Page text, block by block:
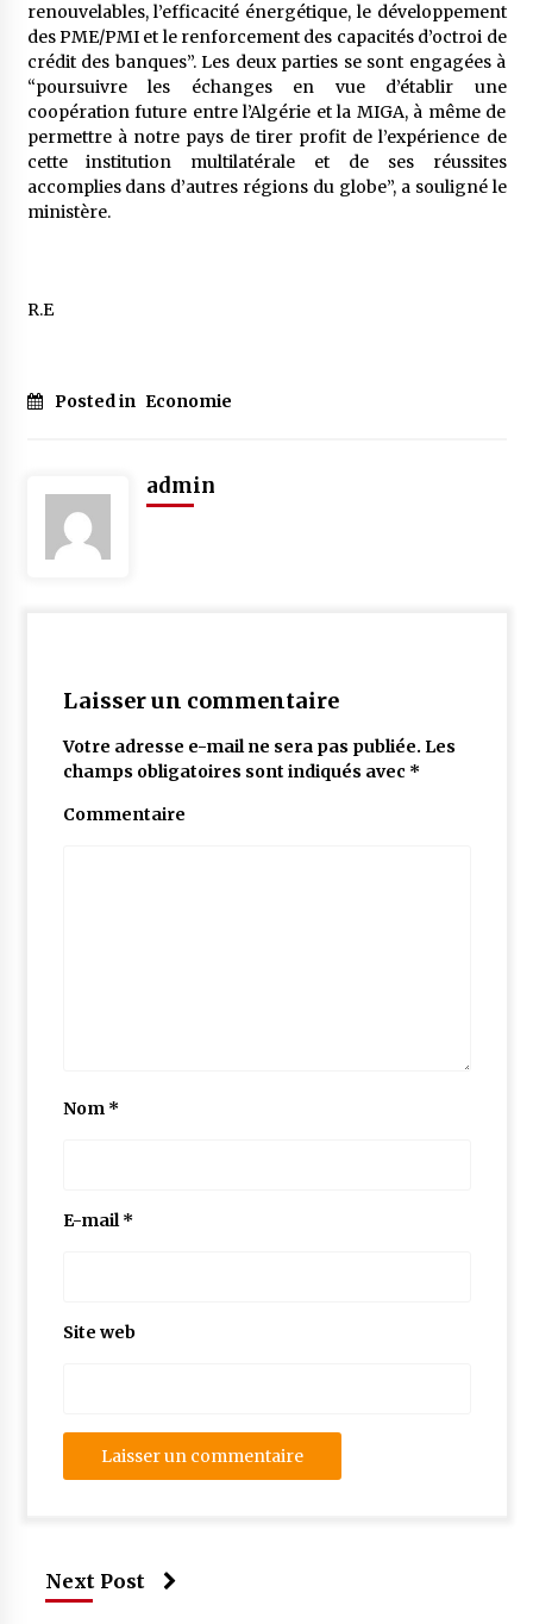
renouvelables, l’efficacité énergétique, le développement
des PME/PMI et le renforcement des capacités d’octroi de
crédit des banques”. Les deux parties se sont engagées à
“poursuivre les échanges en vue d’établir une
coopération future entre l’Algérie et la MIGA, à même de
permettre à notre pays de tirer profit de l’expérience de
cette institution multilatérale et de ses réussites
accomplies dans d’autres régions du globe”, a souligné le
ministère.
R.E
Posted in Economie
admin
Laisser un commentaire
Votre adresse e-mail ne sera pas publiée. Les
champs obligatoires sont indiqués avec *
Commentaire
Nom *
E-mail*
Site web
Next Post